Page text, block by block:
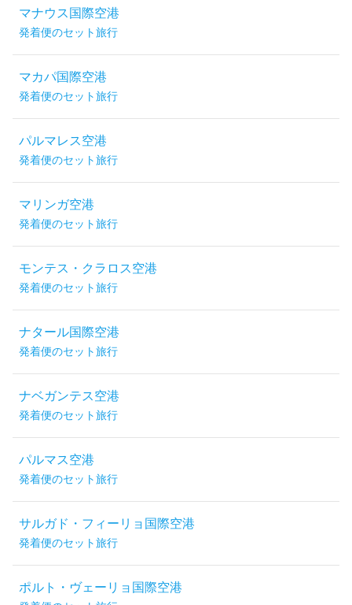
マナウス国際空港
発着便のセット旅行
マカパ国際空港
発着便のセット旅行
パルマレス空港
発着便のセット旅行
マリンガ空港
発着便のセット旅行
モンテス・クラロス空港
発着便のセット旅行
ナタール国際空港
発着便のセット旅行
ナベガンテス空港
発着便のセット旅行
パルマス空港
発着便のセット旅行
サルガド・フィーリョ国際空港
発着便のセット旅行
ポルト・ヴェーリョ国際空港